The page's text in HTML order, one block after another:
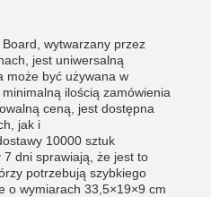
wytwarzany przez
jest uniwersalną
może być używana w
ilością zamówienia
ceną, jest dostępna
jak i
10000 sztuk
dni sprawiają, że jest to
potrzebują szybkiego
o wymiarach 33,5×19×9 cm